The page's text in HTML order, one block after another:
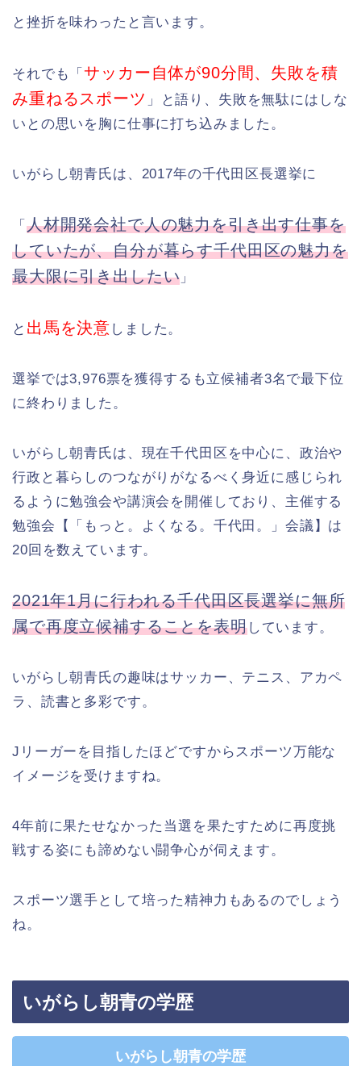
と挫折を味わったと言います。
それでも「サッカー自体が90分間、失敗を積
み重ねるスポーツ 」と語り、失敗を無駄にはしな
いとの思いを胸に仕事に打ち込みました。
いがらし朝青氏は、2017年の千代田区長選挙に
「 人材開発会社で人の魅力を引き出す仕事を
していたが、自分が暮らす千代田区の魅力を
最大限に引き出したい 」
と 出馬を決意 しました。
選挙では3,976票を獲得するも立候補者3名で最下位
に終わりました。
いがらし朝青氏は、現在千代田区を中心に、政治や
行政と暮らしのつながりがなるべく身近に感じられ
るように勉強会や講演会を開催しており、主催する
勉強会【「もっと。よくなる。千代田。」会議】は
20回を数えています。
2021年1月に行われる千代田区長選挙に無所
属で再度立候補することを表明しています。
いがらし朝青氏の趣味はサッカー、テニス、アカペ
ラ、読書と多彩です。
Jリーガーを目指したほどですからスポーツ万能な
イメージを受けますね。
4年前に果たせなかった当選を果たすために再度挑
戦する姿にも諦めない闘争心が伺えます。
スポーツ選手として培った精神力もあるのでしょう
ね。
いがらし朝青の学歴
いがらし朝青の学歴